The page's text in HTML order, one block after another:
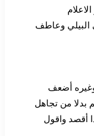
البيلي وعاطف
أضعف
بدلا من تجاهل
أقصد واقول